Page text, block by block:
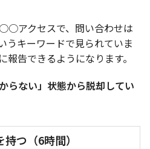
○○アクセスで、問い合わせは
キーワードで見られていま
報告できるようになります。
らない」状態から脱却してい
つ（6時間）